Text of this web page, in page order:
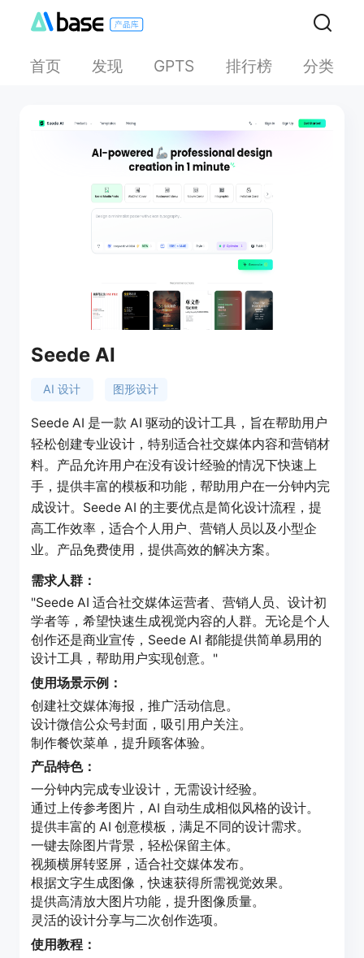
首页 发现 GPTS 排行榜 分类
Seede AI
AI 设计 图形设计
Seede AI 是一款 AI 驱动的设计工具，旨在帮助用户
轻松创建专业设计，特别适合社交媒体内容和营销材
料。产品允许用户在没有设计经验的情况下快速上
手，提供丰富的模板和功能，帮助用户在一分钟内完
成设计。Seede AI 的主要优点是简化设计流程，提
高工作效率，适合个人用户、营销人员以及小型企
业。产品免费使用，提供高效的解决方案。
需求人群：
"Seede AI 适合社交媒体运营者、营销人员、设计初
学者等，希望快速生成视觉内容的人群。无论是个人
创作还是商业宣传，Seede AI 都能提供简单易用的
设计工具，帮助用户实现创意。"
使用场景示例：
创建社交媒体海报，推广活动信息。
设计微信公众号封面，吸引用户关注。
制作餐饮菜单，提升顾客体验。
产品特色：
一分钟内完成专业设计，无需设计经验。
通过上传参考图片，AI 自动生成相似风格的设计。
提供丰富的 AI 创意模板，满足不同的设计需求。
一键去除图片背景，轻松保留主体。
视频横屏转竖屏，适合社交媒体发布。
根据文字生成图像，快速获得所需视觉效果。
提供高清放大图片功能，提升图像质量。
灵活的设计分享与二次创作选项。
使用教程：